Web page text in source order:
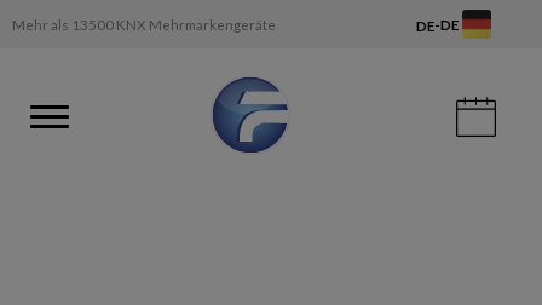
Mehr als 13500 KNX Mehrmarkengeräte DE-DE